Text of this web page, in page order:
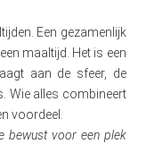
Een gezamenlijk
maaltijd. Het is een
aan de sfeer, de
Wie alles combineert
voordeel.
bewust voor een plek